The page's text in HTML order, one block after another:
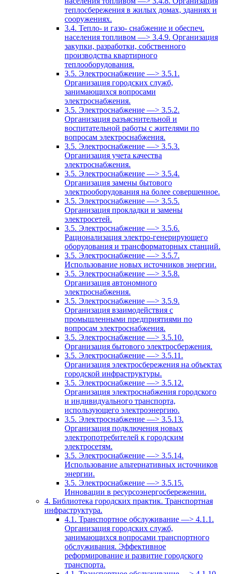
теплосбережения в жилых домах, зданиях и
сооружениях.
3.4. Тепло- и газо- снабжение и обеспеч.
населения топливом —> 3.4.9. Организация
закупки, разработки, собственного
производства квартирного
теплооборудования.
3.5. Электроснабжение —> 3.5.1.
Организация городских служб,
занимающихся вопросами
электроснабжения.
3.5. Электроснабжение —> 3.5.2.
Организация разъяснительной и
воспитательной работы с жителями по
вопросам электроснабжения.
3.5. Электроснабжение —> 3.5.3.
Организация учета качества
электроснабжения.
3.5. Электроснабжение —> 3.5.4.
Организация замены бытового
электрооборудования на более совершенное.
3.5. Электроснабжение —> 3.5.5.
Организация прокладки и замены
электросетей.
3.5. Электроснабжение —> 3.5.6.
Рационализация электро-генерирующего
оборудования и трансформаторных станций.
3.5. Электроснабжение —> 3.5.7.
Использование новых источников энергии.
3.5. Электроснабжение —> 3.5.8.
Организация автономного
электроснабжения.
3.5. Электроснабжение —> 3.5.9.
Организация взаимодействия с
промышленными предприятиями по
вопросам электроснабжения.
3.5. Электроснабжение —> 3.5.10.
Организация бытового электросбержения.
3.5. Электроснабжение —> 3.5.11.
Организация электросбережения на объектах
городской инфраструктуры.
3.5. Электроснабжение —> 3.5.12.
Организация электроснабжения городского
и индивидуального транспорта,
использующего электроэнергию.
3.5. Электроснабжение —> 3.5.13.
Организация подключения новых
электропотребителей к городским
электросетям.
3.5. Электроснабжение —> 3.5.14.
Использование альтернативных источников
энергии.
3.5. Электроснабжение —> 3.5.15.
Инновации в ресурсоэнергосбережении.
4. Библиотека городских практик. Транспортная
инфраструктура.
4.1. Транспортное обслуживание —> 4.1.1.
Организация городских служб,
занимающихся вопросами транспортного
обслуживания. Эффективное
реформирование и развитие городского
транспорта.